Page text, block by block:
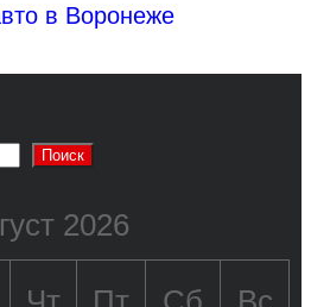
в Воронеже
Поиск
2026